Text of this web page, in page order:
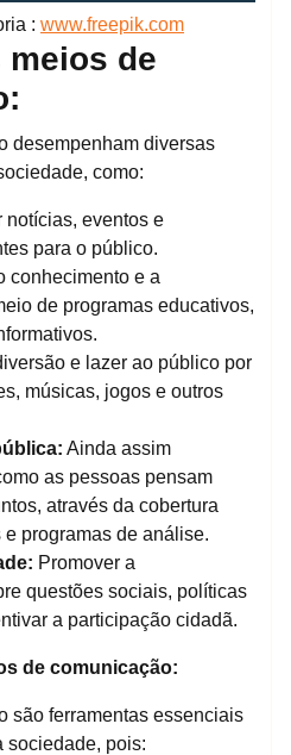
: www.freepik.com
meios de
desempenham diversas
como:
notícias, eventos e
para o público.
conhecimento e a
de programas educativos,
e lazer ao público por
músicas, jogos e outros
Ainda assim
as pessoas pensam
através da cobertura
programas de análise.
Promover a
questões sociais, políticas
a participação cidadã.
de comunicação:
são ferramentas essenciais
sociedade, pois: